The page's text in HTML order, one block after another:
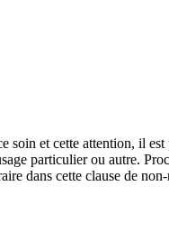
soin et cette attention, il
particulier ou autre.
dans cette clause de